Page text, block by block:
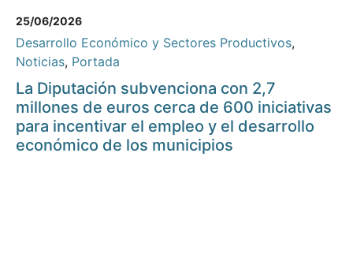
25/06/2026
Desarrollo Económico y Sectores Productivos,
Noticias, Portada
La Diputación subvenciona con 2,7
millones de euros cerca de 600 iniciativas
para incentivar el empleo y el desarrollo
económico de los municipios